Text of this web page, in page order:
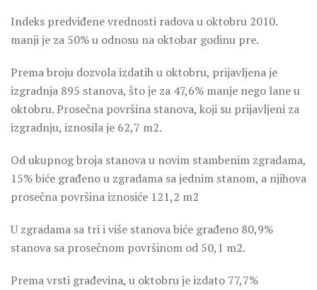
Indeks predviđene vrednosti radova u oktobru 2010.
manji je za 50% u odnosu na oktobar godinu pre.
Prema broju dozvola izdatih u oktobru, prijavljena je
izgradnja 895 stanova, što je za 47,6% manje nego lane u
oktobru. Prosečna površina stanova, koji su prijavljeni za
izgradnju, iznosila je 62,7 m2.
Od ukupnog broja stanova u novim stambenim zgradama,
15% biće građeno u zgradama sa jednim stanom, a njihova
prosečna površina iznosiće 121,2 m2
U zgradama sa tri i više stanova biće građeno 80,9%
stanova sa prosečnom površinom od 50,1 m2.
Prema vrsti građevina, u oktobru je izdato 77,7%